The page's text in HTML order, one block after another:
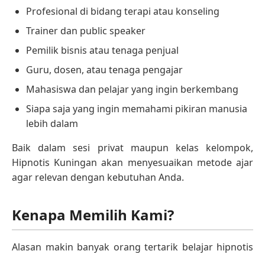
Profesional di bidang terapi atau konseling
Trainer dan public speaker
Pemilik bisnis atau tenaga penjual
Guru, dosen, atau tenaga pengajar
Mahasiswa dan pelajar yang ingin berkembang
Siapa saja yang ingin memahami pikiran manusia
lebih dalam
Baik dalam sesi privat maupun kelas kelompok,
Hipnotis Kuningan akan menyesuaikan metode ajar
agar relevan dengan kebutuhan Anda.
Kenapa Memilih Kami?
Alasan makin banyak orang tertarik belajar hipnotis